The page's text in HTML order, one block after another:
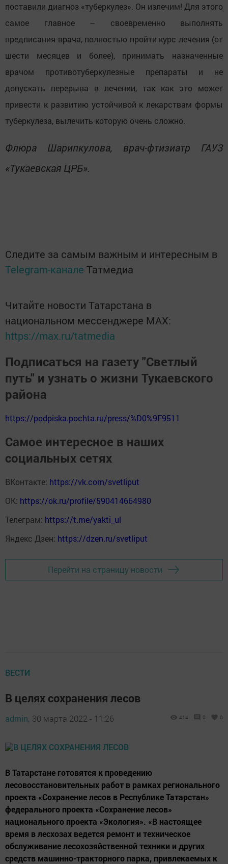
поставили диагноз «туберкулез». Он излечим! Для этого
самое главное – своевременно выполнять
предписания врача, полностью пройти курс лечения (от
шести месяцев и более), принимать назначенные
врачом противотуберкулезные препараты и не
допускать перерыва в лечении, так как это может
привести к развитию устойчивой к лекарствам формы
туберкулеза, вылечить которую очень сложно.
Флюра Шарипкулова, врач-фтизиатр ГАУЗ
«Тукаевская ЦРБ».
Следите за самым важным и интересным в
Telegram-канале Татмедиа
Читайте новости Татарстана в
национальном мессенджере MАХ:
https://max.ru/tatmedia
Подписаться на газету "Светлый
путь" и узнать о жизни Тукаевского
района
https://podpiska.pochta.ru/press/%D0%9F9511
Самое интересное в наших
социальных сетях
ВКонтакте: https://vk.com/svetliput
ОК: https://ok.ru/profile/590414664980
Телеграм: https://t.me/yakti_ul
Яндекс Дзен: https://dzen.ru/svetliput
Перейти на страницу новости
ВЕСТИ
В целях сохранения лесов
admin, 30 марта 2022 - 11:26 414 0 0
В Татарстане готовятся к проведению
лесовосстановительных работ в рамках регионального
проекта «Сохранение лесов в Республике Татарстан»
федерального проекта «Сохранение лесов»
национального проекта «Экология». «В настоящее
время в лесхозах ведется ремонт и техническое
обслуживание лесохозяйственной техники и других
средств машинно-тракторного парка, привлекаемых к